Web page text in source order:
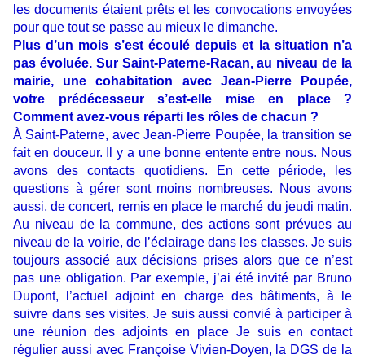
les documents étaient prêts et les convocations envoyées
pour que tout se passe au mieux le dimanche.
Plus d’un mois s’est écoulé depuis et la situation n’a
pas évoluée. Sur Saint-Paterne-Racan, au niveau de la
mairie, une cohabitation avec Jean-Pierre Poupée,
votre prédécesseur s’est-elle mise en place ?
Comment avez-vous réparti les rôles de chacun ?
À Saint-Paterne, avec Jean-Pierre Poupée, la transition se
fait en douceur. Il y a une bonne entente entre nous. Nous
avons des contacts quotidiens. En cette période, les
questions à gérer sont moins nombreuses. Nous avons
aussi, de concert, remis en place le marché du jeudi matin.
Au niveau de la commune, des actions sont prévues au
niveau de la voirie, de l’éclairage dans les classes. Je suis
toujours associé aux décisions prises alors que ce n’est
pas une obligation. Par exemple, j’ai été invité par Bruno
Dupont, l’actuel adjoint en charge des bâtiments, à le
suivre dans ses visites. Je suis aussi convié à participer à
une réunion des adjoints en place Je suis en contact
régulier aussi avec Françoise Vivien-Doyen, la DGS de la